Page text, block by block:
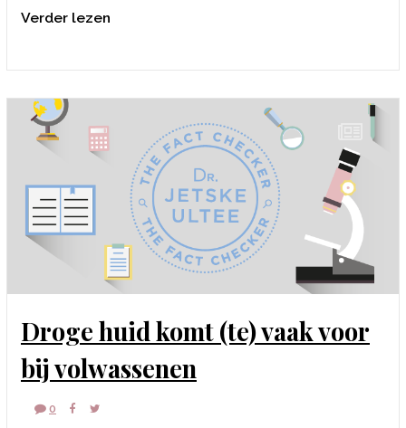
Verder lezen
Droge huid komt (te) vaak voor
bij volwassenen
0